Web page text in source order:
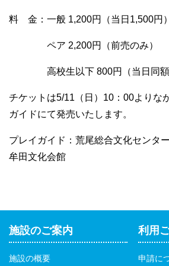
料 金：一般 1,200円（当日1,500円）
ペア 2,200円（前売のみ）
高校生以下 800円（当日同額
チケットは5/11（日）10：00よりな
ガイドにて発売いたします。
プレイガイド：荒尾総合文化セン
牟田文化会館
施設のご案内
施設の概要
利用
申請に